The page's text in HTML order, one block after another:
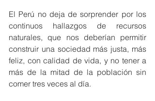
El Perú no deja de sorprender por los
continuos hallazgos de recursos
naturales, que nos deberían permitir
construir una sociedad más justa, más
feliz, con calidad de vida, y no tener a
más de la mitad de la población sin
comer tres veces al día.